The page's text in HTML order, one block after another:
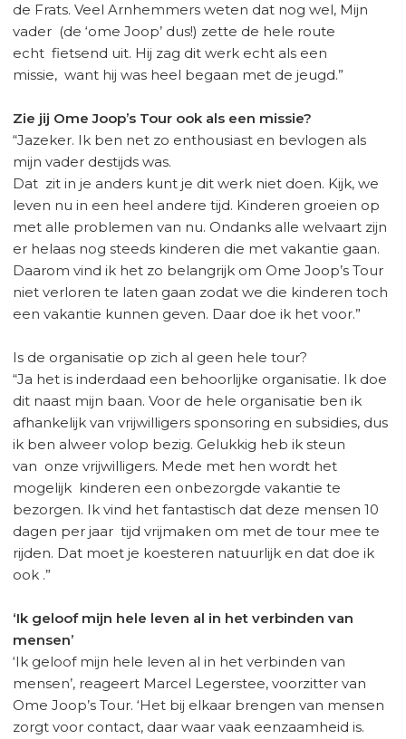
de Frats. Veel Arnhemmers weten dat nog wel, Mijn
vader (de ‘ome Joop’ dus!) zette de hele route
echt fietsend uit. Hij zag dit werk echt als een
missie, want hij was heel begaan met de jeugd.”
Zie jij Ome Joop’s Tour ook als een missie?
“Jazeker. Ik ben net zo enthousiast en bevlogen als
mijn vader destijds was.
Dat zit in je anders kunt je dit werk niet doen. Kijk, we
leven nu in een heel andere tijd. Kinderen groeien op
met alle problemen van nu. Ondanks alle welvaart zijn
er helaas nog steeds kinderen die met vakantie gaan.
Daarom vind ik het zo belangrijk om Ome Joop’s Tour
niet verloren te laten gaan zodat we die kinderen toch
een vakantie kunnen geven. Daar doe ik het voor.”
Is de organisatie op zich al geen hele tour?
“Ja het is inderdaad een behoorlijke organisatie. Ik doe
dit naast mijn baan. Voor de hele organisatie ben ik
afhankelijk van vrijwilligers sponsoring en subsidies, dus
ik ben alweer volop bezig. Gelukkig heb ik steun
van onze vrijwilligers. Mede met hen wordt het
mogelijk kinderen een onbezorgde vakantie te
bezorgen. Ik vind het fantastisch dat deze mensen 10
dagen per jaar tijd vrijmaken om met de tour mee te
rijden. Dat moet je koesteren natuurlijk en dat doe ik
ook .”
‘Ik geloof mijn hele leven al in het verbinden van
mensen’
‘Ik geloof mijn hele leven al in het verbinden van
mensen’, reageert Marcel Legerstee, voorzitter van
Ome Joop’s Tour. ‘Het bij elkaar brengen van mensen
zorgt voor contact, daar waar vaak eenzaamheid is.